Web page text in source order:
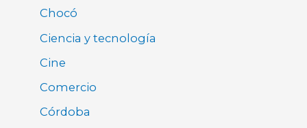
Chocó
Ciencia y tecnología
Cine
Comercio
Córdoba